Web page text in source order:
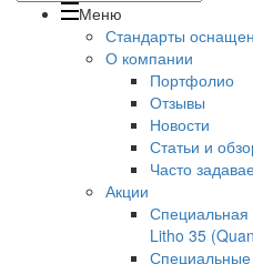
Меню
Стандарты
О компании
Портфолио
Отзывы
Новости
Статьи и
Часто
Акции
Специальная
Litho 35
Специальные